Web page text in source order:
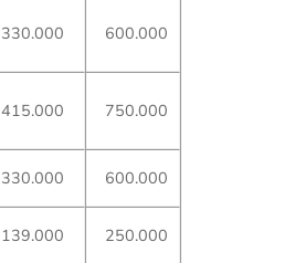
330.000 600.000
415.000 750.000
330.000 600.000
139.000 250.000